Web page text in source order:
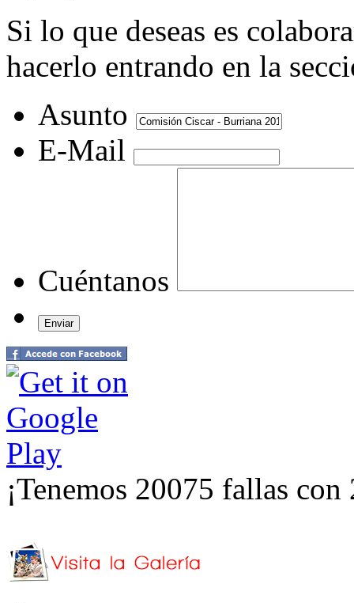
Si lo que deseas es
hacerlo entrando en la
Asunto
E-Mail
Cuéntanos
¡Tenemos 20075 fallas